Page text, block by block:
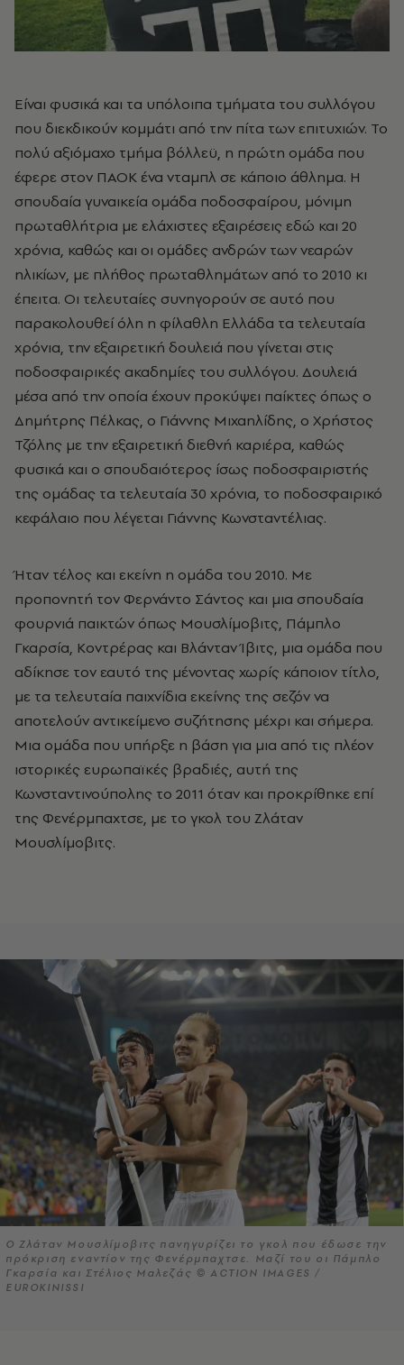
Είναι φυσικά και τα υπόλοιπα τμήματα του συλλόγου
που διεκδικούν κομμάτι από την πίτα των επιτυχιών. Το
πολύ αξιόμαχο τμήμα βόλλεϋ, η πρώτη ομάδα που
έφερε στον ΠΑΟΚ ένα νταμπλ σε κάποιο άθλημα. Η
σπουδαία γυναικεία ομάδα ποδοσφαίρου, μόνιμη
πρωταθλήτρια με ελάχιστες εξαιρέσεις εδώ και 20
χρόνια, καθώς και οι ομάδες ανδρών των νεαρών
ηλικίων, με πλήθος πρωταθλημάτων από το 2010 κι
έπειτα. Οι τελευταίες συνηγορούν σε αυτό που
παρακολουθεί όλη η φίλαθλη Ελλάδα τα τελευταία
χρόνια, την εξαιρετική δουλειά που γίνεται στις
ποδοσφαιρικές ακαδημίες του συλλόγου. Δουλειά
μέσα από την οποία έχουν προκύψει παίκτες όπως ο
Δημήτρης Πέλκας, ο Γιάννης Μιχαηλίδης, ο Χρήστος
Τζόλης με την εξαιρετική διεθνή καριέρα, καθώς
φυσικά και ο σπουδαιότερος ίσως ποδοσφαιριστής
της ομάδας τα τελευταία 30 χρόνια, το ποδοσφαιρικό
κεφάλαιο που λέγεται Γιάννης Κωνσταντέλιας.
Ήταν τέλος και εκείνη η ομάδα του 2010. Με
προπονητή τον Φερνάντο Σάντος και μια σπουδαία
φουρνιά παικτών όπως Μουσλίμοβιτς, Πάμπλο
Γκαρσία, Κοντρέρας και Βλάνταν Ίβιτς, μια ομάδα που
αδίκησε τον εαυτό της μένοντας χωρίς κάποιον τίτλο,
με τα τελευταία παιχνίδια εκείνης της σεζόν να
αποτελούν αντικείμενο συζήτησης μέχρι και σήμερα.
Μια ομάδα που υπήρξε η βάση για μια από τις πλέον
ιστορικές ευρωπαϊκές βραδιές, αυτή της
Κωνσταντινούπολης το 2011 όταν και προκρίθηκε επί
της Φενέρμπαχτσε, με το γκολ του Ζλάταν
Μουσλίμοβιτς.
Ο Ζλάταν Μουσλίμοβιτς πανηγυρίζει το γκολ που έδωσε την
πρόκριση εναντίον της Φενέρμπαχτσε. Μαζί του οι Πάμπλο
Γκαρσία και Στέλιος Μαλεζάς © ACTION IMAGES /
EUROKINISSI